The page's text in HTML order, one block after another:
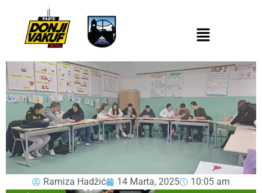
Ramiza Hadžić 14 Marta, 2025 10:05 am